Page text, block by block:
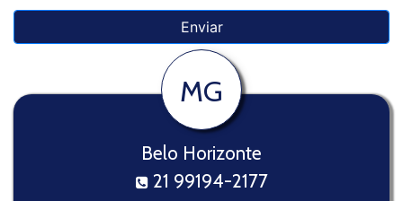
MG
Belo Horizonte
21 99194-2177